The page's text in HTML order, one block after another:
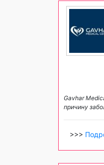
Gavhar
причину
>>>